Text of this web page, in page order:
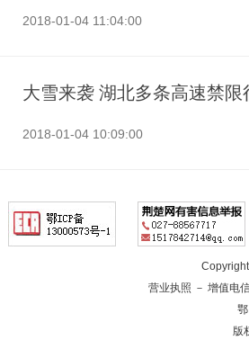
2018-01-04 11:04:00
大雪来袭 湖北多条高速禁限
2018-01-04 10:09:00
营业执照 － 增值电
版